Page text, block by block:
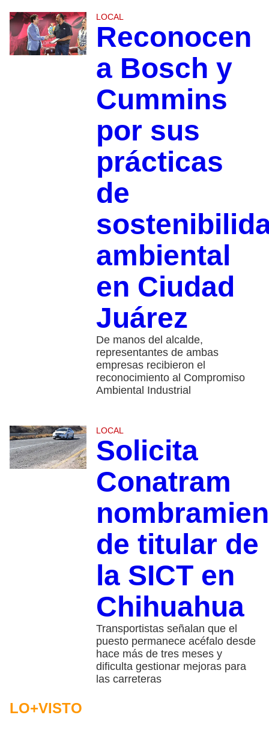
LOCAL
Reconocen
a Bosch y
Cummins
por sus
prácticas
de
ambiental
en Ciudad
Juárez
De manos del alcalde,
representantes de ambas
empresas recibieron el
reconocimiento al Compromiso
Ambiental Industrial
LOCAL
Solicita
Conatram
de titular de
la SICT en
Chihuahua
Transportistas señalan que el
puesto permanece acéfalo desde
hace más de tres meses y
dificulta gestionar mejoras para
las carreteras
LO+VISTO